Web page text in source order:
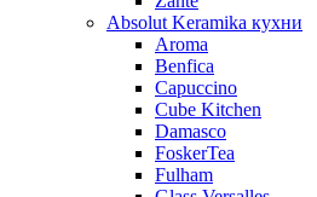
Absolut Keramika кухни
Aroma
Benfica
Capuccino
Cube Kitchen
Damasco
FoskerTea
Fulham